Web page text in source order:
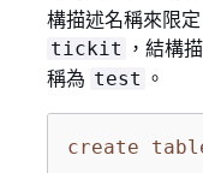
構描述名稱來限
tickit ，結構
稱為 test 。
create